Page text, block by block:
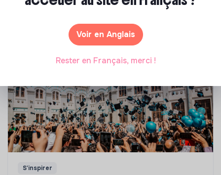
énergétique des bâtiments
Marianne Roussel 21 janvier 2025
S'inspirer
Voir en Anglais
Rester en Français, merci !